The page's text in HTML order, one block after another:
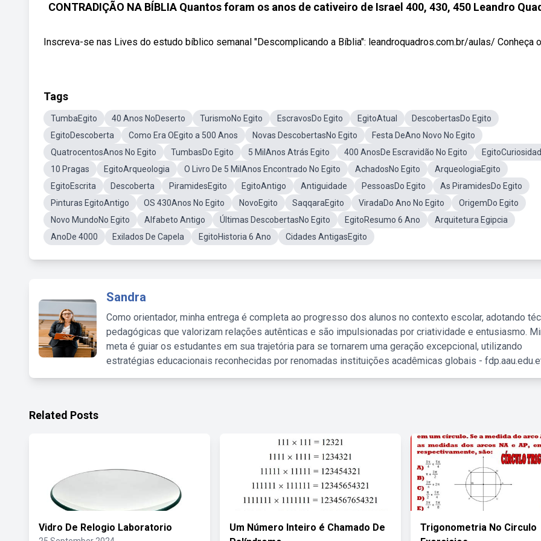
CONTRADIÇÃO NA BÍBLIA Quantos foram os anos de cativeiro de Israel 400, 430, 450 Leandro
Inscreva-se nas Lives do estudo bíblico semanal "Descomplicando a Bíblia": leandroquadros.com.br/aulas/ Conheça o
Tags
TumbaEgito 40 Anos NoDeserto TurismoNo Egito EscravosDo Egito EgitoAtual
DescobertasDo Egito
EgitoDescoberta
Como Era OEgito a 500 Anos Novas DescobertasNo Egito
Festa DeAno Novo No Egito
QuatrocentosAnos No Egito
TumbasDo Egito 5 MilAnos Atrás Egito 400 AnosDe Escravidão No Egito
10 Pragas
EgitoArqueologia O Livro De 5 MilAnos Encontrado No Egito AchadosNo Egito
ArqueologiaEgito
EgitoEscrita
Descoberta PiramidesEgito EgitoAntigo Antiguidade PessoasDo Egito
As PiramidesDo Egito
Pinturas EgitoAntigo
OS 430Anos No Egito NovoEgito SaqqaraEgito ViradaDo Ano No Egito
OrigemDo Egito
Novo MundoNo Egito
Alfabeto Antigo Últimas DescobertasNo Egito EgitoResumo 6 Ano
Arquitetura Egipcia
AnoDe 4000
Exilados De Capela EgitoHistoria 6 Ano Cidades AntigasEgito
Sandra
Como orientador, minha entrega é completa ao progresso dos alunos no contexto escolar, adotando
pedagógicas que valorizam relações autênticas e são impulsionadas por criatividade e entusiasmo.
meta é guiar os estudantes em sua trajetória para se tornarem uma geração excepcional, utilizando
estratégias educacionais reconhecidas por renomadas instituições acadêmicas globais -
Related Posts
Vidro De Relogio Laboratorio
Um Número Inteiro é Chamado De
Trigonometria No Circulo